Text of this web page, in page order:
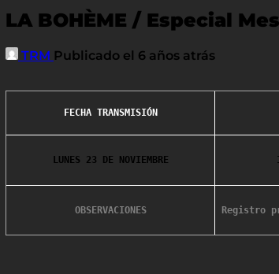
LA BOHÈME / Especial
TRM Publicado el 6 años atrás
FECHA TRANSMISIÓN
LUNES 23 DE NOVIEMBRE
OBSERVACIONES